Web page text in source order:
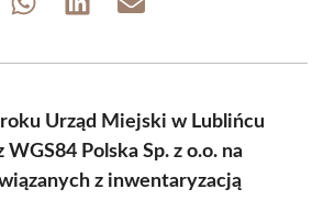
Share Share Share
Urząd Miejski w Lublińcu
WGS84 Polska Sp. z o.o. na
z inwentaryzacją